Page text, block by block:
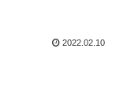
2022.02.10